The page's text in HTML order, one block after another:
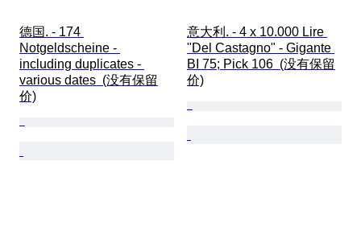
德国. - 174
Notgeldscheine -
including duplicates -
various dates  (没有保留
价)
意大利. - 4 x 10.000 Lire
"Del Castagno" - Gigante
BI 75; Pick 106  (没有保留
价)